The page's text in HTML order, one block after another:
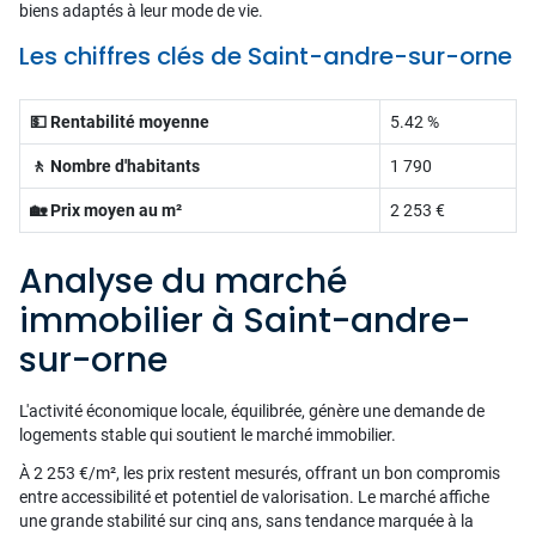
biens adaptés à leur mode de vie.
Les chiffres clés de Saint-andre-sur-orne
💵 Rentabilité moyenne 5.42 %
🚶 Nombre d'habitants 1 790
🏡 Prix moyen au m² 2 253 €
Analyse du marché
immobilier à Saint-andre-
sur-orne
L'activité économique locale, équilibrée, génère une demande de
logements stable qui soutient le marché immobilier.
À 2 253 €/m², les prix restent mesurés, offrant un bon compromis
entre accessibilité et potentiel de valorisation. Le marché affiche
une grande stabilité sur cinq ans, sans tendance marquée à la